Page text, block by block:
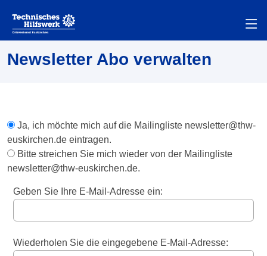
Newsletter Abo verwalten
Ja, ich möchte mich auf die Mailingliste newsletter@thw-
euskirchen.de eintragen.
Bitte streichen Sie mich wieder von der Mailingliste
newsletter@thw-euskirchen.de.
Geben Sie Ihre E-Mail-Adresse ein:
Wiederholen Sie die eingegebene E-Mail-Adresse: